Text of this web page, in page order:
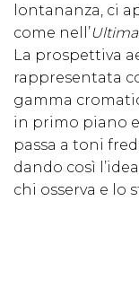
lontananza, ci
come nell’
La prospettiva
rappresentata
gamma
in primo piano
passa a toni
dando così
chi osserva e lo